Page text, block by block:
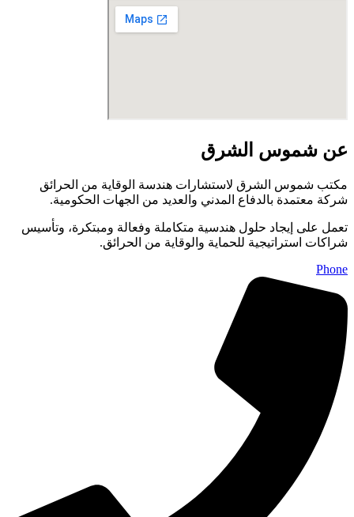
عن شموس الشرق
مكتب شموس الشرق لاستشارات هندسة الوقاية من الحرائق
شركة معتمدة بالدفاع المدني والعديد من الجهات الحكومية.
تعمل على إيجاد حلول هندسية متكاملة وفعالة ومبتكرة، وتأسيس
شراكات استراتيجية للحماية والوقاية من الحرائق.
Phone